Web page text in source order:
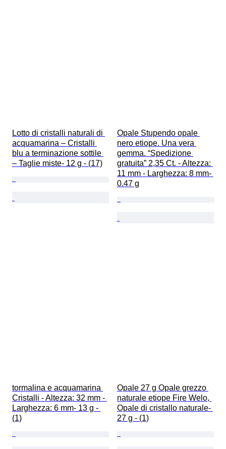
Lotto di cristalli naturali di
acquamarina – Cristalli
blu a terminazione sottile
– Taglie miste- 12 g - (17)
Opale Stupendo opale
nero etiope. Una vera
gemma. “Spedizione
gratuita” 2,35 Ct. - Altezza:
11 mm - Larghezza: 8 mm-
0.47 g
tormalina e acquamarina
Cristalli - Altezza: 32 mm -
Larghezza: 6 mm- 13 g -
(1)
Opale 27 g Opale grezzo
naturale etiope Fire Welo,
Opale di cristallo naturale-
27 g - (1)